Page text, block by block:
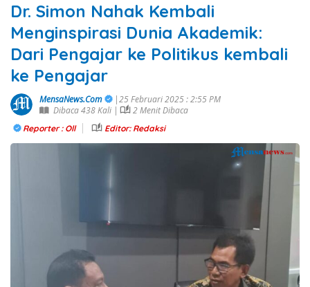
Dr. Simon Nahak Kembali
Menginspirasi Dunia Akademik:
Dari Pengajar ke Politikus kembali
ke Pengajar
MensaNews.Com
|25 Februari 2025 : 2:55 PM
Dibaca 438 Kali |
2 Menit Dibaca
Reporter : Oll Editor: Redaksi